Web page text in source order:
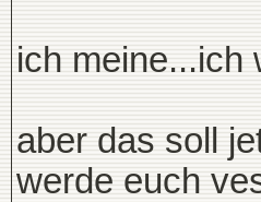
ich meine...ich
aber das soll
werde euch